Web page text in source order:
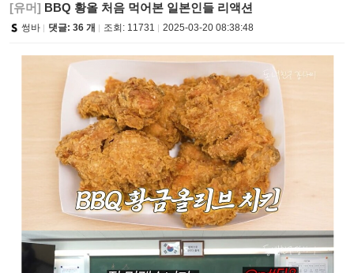
[유머] BBQ 황올 처음 먹어본 일본인들 리액션
썽바 댓글: 36 개 조회: 11731 2025-03-20 08:38:48